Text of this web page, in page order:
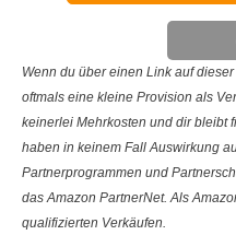
Wenn du über einen Link auf
oftmals eine kleine Provision als
keinerlei Mehrkosten und dir bleibt
haben in keinem Fall Auswirkung
Partnerprogrammen und
das Amazon PartnerNet. Als
qualifizierten Verkäufen.